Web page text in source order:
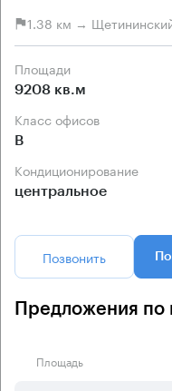
1.38 км →
Площади
9208 кв.м
Класс офисов
B
Кондиционирование
центральное
Позвонить
Предложения по
Площадь